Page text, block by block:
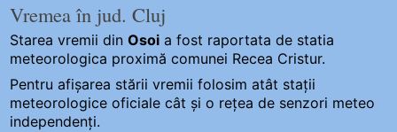
Vremea în jud. Cluj
Starea vremii dinOsoi a fost raportata de statia
meteorologica proximă comunei Recea Cristur.
Pentru afișarea stării vremii folosim atât stații
meteorologice oficiale cât și o rețea de senzori meteo
independenți.